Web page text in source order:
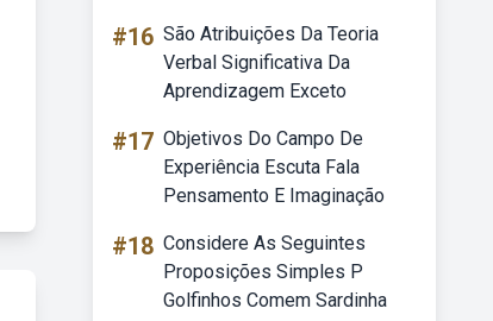
#16 São Atribuições Da Teoria
Verbal Significativa Da
Aprendizagem Exceto
#17 Objetivos Do Campo De
Experiência Escuta Fala
Pensamento E Imaginação
#18 Considere As Seguintes
Proposições Simples P
Golfinhos Comem Sardinha